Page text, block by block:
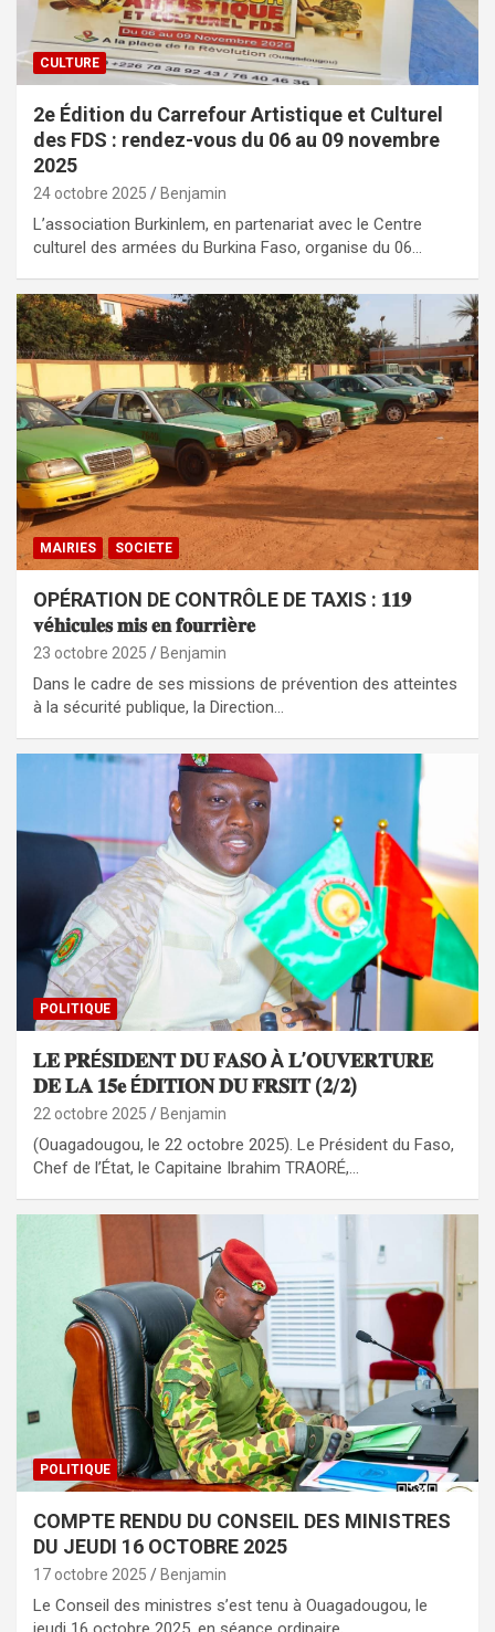
CULTURE
2e Édition du Carrefour Artistique et Culturel
des FDS : rendez-vous du 06 au 09 novembre
2025
24 octobre 2025 Benjamin
L’association Burkinlem, en partenariat avec le Centre
culturel des armées du Burkina Faso, organise du 06…
MAIRIES SOCIETE
OPÉRATION DE CONTRÔLE DE TAXIS : 𝟏𝟏𝟗
𝐯é𝐡𝐢𝐜𝐮𝐥𝐞𝐬 𝐦𝐢𝐬 𝐞𝐧 𝐟𝐨𝐮𝐫𝐫𝐢è𝐫𝐞
23 octobre 2025 Benjamin
Dans le cadre de ses missions de prévention des atteintes
à la sécurité publique, la Direction…
POLITIQUE
𝐋𝐄 𝐏𝐑É𝐒𝐈𝐃𝐄𝐍𝐓 𝐃𝐔 𝐅𝐀𝐒𝐎 À 𝐋’𝐎𝐔𝐕𝐄𝐑𝐓𝐔𝐑𝐄
𝐃𝐄 𝐋𝐀 𝟏𝟓𝐞 É𝐃𝐈𝐓𝐈𝐎𝐍 𝐃𝐔 𝐅𝐑𝐒𝐈𝐓 (𝟐/𝟐)
22 octobre 2025 Benjamin
(Ouagadougou, le 22 octobre 2025). Le Président du Faso,
Chef de l’État, le Capitaine Ibrahim TRAORÉ,…
POLITIQUE
COMPTE RENDU DU CONSEIL DES MINISTRES
DU JEUDI 16 OCTOBRE 2025
17 octobre 2025 Benjamin
Le Conseil des ministres s’est tenu à Ouagadougou, le